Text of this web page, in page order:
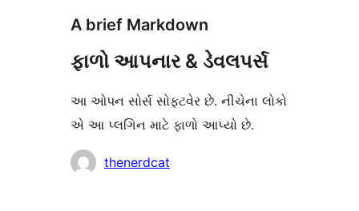
A brief Markdown
ફાળો આપનાર & ડેવલપર્સ
આ ઓપન સોર્સ સોફ્ટવેર છે. નીચેના લોકો
એ આ પ્લગિન માટે ફાળો આપ્યો છે.
ફાળો thenerdcat